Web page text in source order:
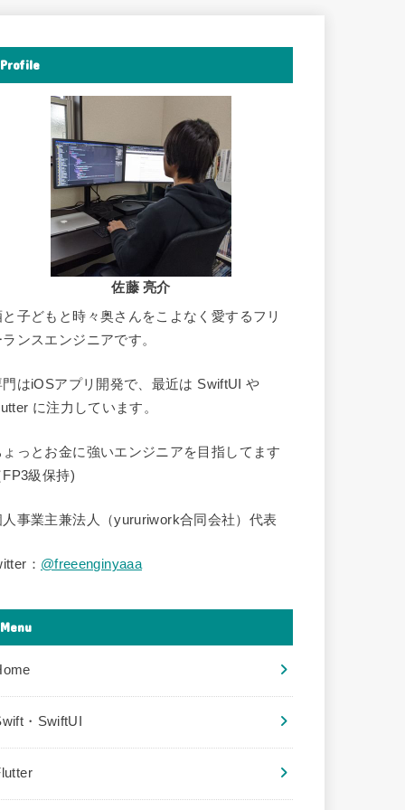
Profile
佐藤 亮介
と子どもと時々奥さんをこよなく愛するフリ
ランスエンジニアです。
門はiOSアプリ開発で、最近は SwiftUI や
に注力しています。
ょっとお金に強いエンジニアを目指してます
FP3級保持)
人事業主兼法人（yururiwork合同会社）代表
： @freeenginyaaa
Menu
・SwiftUI